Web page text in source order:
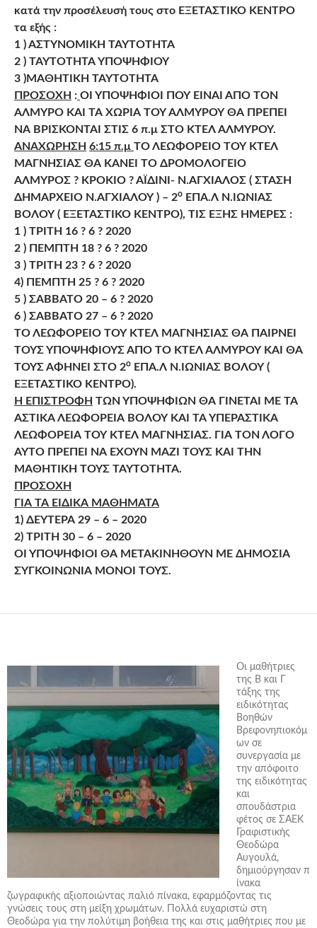
κατά την προσέλευσή τους στο ΕΞΕΤΑΣΤΙΚΟ ΚΕΝΤΡΟ
τα εξής :
1 ) ΑΣΤΥΝΟΜΙΚΗ ΤΑΥΤΟΤΗΤΑ
2 ) ΤΑΥΤΟΤΗΤΑ ΥΠΟΨΗΦΙΟΥ
3 )ΜΑΘΗΤΙΚΗ ΤΑΥΤΟΤΗΤΑ
ΠΡΟΣΟΧΗ : ΟΙ ΥΠΟΨΗΦΙΟΙ ΠΟΥ ΕΙΝΑΙ ΑΠΟ ΤΟΝ
ΑΛΜΥΡΟ ΚΑΙ ΤΑ ΧΩΡΙΑ ΤΟΥ ΑΛΜΥΡΟΥ ΘΑ ΠΡΕΠΕΙ
ΝΑ ΒΡΙΣΚΟΝΤΑΙ ΣΤΙΣ 6 π.μ ΣΤΟ ΚΤΕΛ ΑΛΜΥΡΟΥ.
ΑΝΑΧΩΡΗΣΗ 6:15 π.μ ΤΟ ΛΕΩΦΟΡΕΙΟ ΤΟΥ ΚΤΕΛ
ΜΑΓΝΗΣΙΑΣ ΘΑ ΚΑΝΕΙ ΤΟ ΔΡΟΜΟΛΟΓΕΙΟ
ΑΛΜΥΡΟΣ ? ΚΡΟΚΙΟ ? ΑΪΔΙΝΙ- Ν.ΑΓΧΙΑΛΟΣ ( ΣΤΑΣΗ
ΔΗΜΑΡΧΕΙΟ Ν.ΑΓΧΙΑΛΟΥ ) – 2ο ΕΠΑ.Λ Ν.ΙΩΝΙΑΣ
ΒΟΛΟΥ ( ΕΞΕΤΑΣΤΙΚΟ ΚΕΝΤΡΟ), ΤΙΣ ΕΞΗΣ ΗΜΕΡΕΣ :
1 ) ΤΡΙΤΗ 16 ? 6 ? 2020
2 ) ΠΕΜΠΤΗ 18 ? 6 ? 2020
3 ) ΤΡΙΤΗ 23 ? 6 ? 2020
4) ΠΕΜΠΤΗ 25 ? 6 ? 2020
5 ) ΣΑΒΒΑΤΟ 20 – 6 ? 2020
6 ) ΣΑΒΒΑΤΟ 27 – 6 ? 2020
ΤΟ ΛΕΩΦΟΡΕΙΟ ΤΟΥ ΚΤΕΛ ΜΑΓΝΗΣΙΑΣ ΘΑ ΠΑΙΡΝΕΙ
ΤΟΥΣ ΥΠΟΨΗΦΙΟΥΣ ΑΠΟ ΤΟ ΚΤΕΛ ΑΛΜΥΡΟΥ ΚΑΙ ΘΑ
ΤΟΥΣ ΑΦΗΝΕΙ ΣΤΟ 2ο ΕΠΑ.Λ Ν.ΙΩΝΙΑΣ ΒΟΛΟΥ (
ΕΞΕΤΑΣΤΙΚΟ ΚΕΝΤΡΟ).
Η ΕΠΙΣΤΡΟΦΗ ΤΩΝ ΥΠΟΨΗΦΙΩΝ ΘΑ ΓΙΝΕΤΑΙ ΜΕ ΤΑ
ΑΣΤΙΚΑ ΛΕΩΦΟΡΕΙΑ ΒΟΛΟΥ ΚΑΙ ΤΑ ΥΠΕΡΑΣΤΙΚΑ
ΛΕΩΦΟΡΕΙΑ ΤΟΥ ΚΤΕΛ ΜΑΓΝΗΣΙΑΣ. ΓΙΑ ΤΟΝ ΛΟΓΟ
ΑΥΤΟ ΠΡΕΠΕΙ ΝΑ ΕΧΟΥΝ ΜΑΖΙ ΤΟΥΣ ΚΑΙ ΤΗΝ
ΜΑΘΗΤΙΚΗ ΤΟΥΣ ΤΑΥΤΟΤΗΤΑ.
ΠΡΟΣΟΧΗ
ΓΙΑ ΤΑ ΕΙΔΙΚΑ ΜΑΘΗΜΑΤΑ
1) ΔΕΥΤΕΡΑ 29 – 6 – 2020
2) ΤΡΙΤΗ 30 – 6 – 2020
ΟΙ ΥΠΟΨΗΦΙΟΙ ΘΑ ΜΕΤΑΚΙΝΗΘΟΥΝ ΜΕ ΔΗΜΟΣΙΑ
ΣΥΓΚΟΙΝΩΝΙΑ ΜΟΝΟΙ ΤΟΥΣ.
Οι μαθήτριες
της Β και Γ
τάξης της
ειδικότητας
Βοηθών
Βρεφονηπιοκόμ
ων σε
συνεργασία με
την απόφοιτο
της ειδικότητας
και
σπουδάστρια
φέτος σε ΣΑΕΚ
Γραφιστικής
Θεοδώρα
Αυγουλά,
δημιούργησαν π
ίνακα
ζωγραφικής αξιοποιώντας παλιό πίνακα, εφαρμόζοντας τις
γνώσεις τους στη μείξη χρωμάτων. Πολλά ευχαριστώ στη
Θεοδώρα για την πολύτιμη βοήθεια της και στις μαθήτριες που με